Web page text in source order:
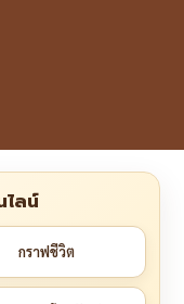
ลน์
กราฟชีวิต